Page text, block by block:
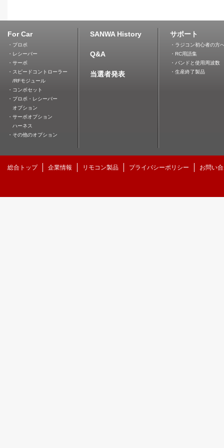
For Car
・プロポ
・レシーバー
・サーボ
・スピードコントローラー
/RFモジュール
・コンボセット
・プロポ・レシーバー
オプション
・サーボオプション
ハーネス
・その他のオプション
SANWA History
Q&A
当選者発表
サポート
・ラジコン初心者の方
・RC用語集
・バンドと使用周波数
・生産終了製品
総合トップ 企業情報 リモコン製品 プライバシーポリシー お問い